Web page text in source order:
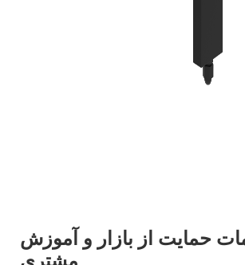
حمایت از بازار و آموزش